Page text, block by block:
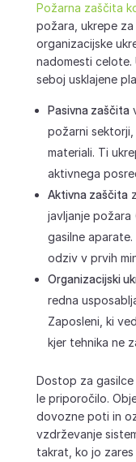
Požarna zaščita
požara, ukrepe
organizacijske
nadomesti
seboj usklajene
Pasivna zaščita
požarni
materiali. Ti
aktivnega
Aktivna zaščita
javljanje požara
gasilne
odziv v prvih
Organizacijski
redna
Zaposleni, ki
kjer tehnika ne
Dostop za
le priporočilo.
dovozne poti in
vzdrževanje
takrat, ko jo